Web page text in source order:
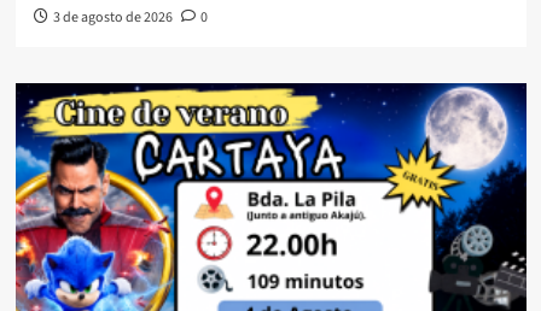
3 de agosto de 2026 0